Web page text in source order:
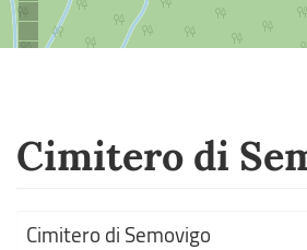
Cimitero di
Cimitero di Semovigo